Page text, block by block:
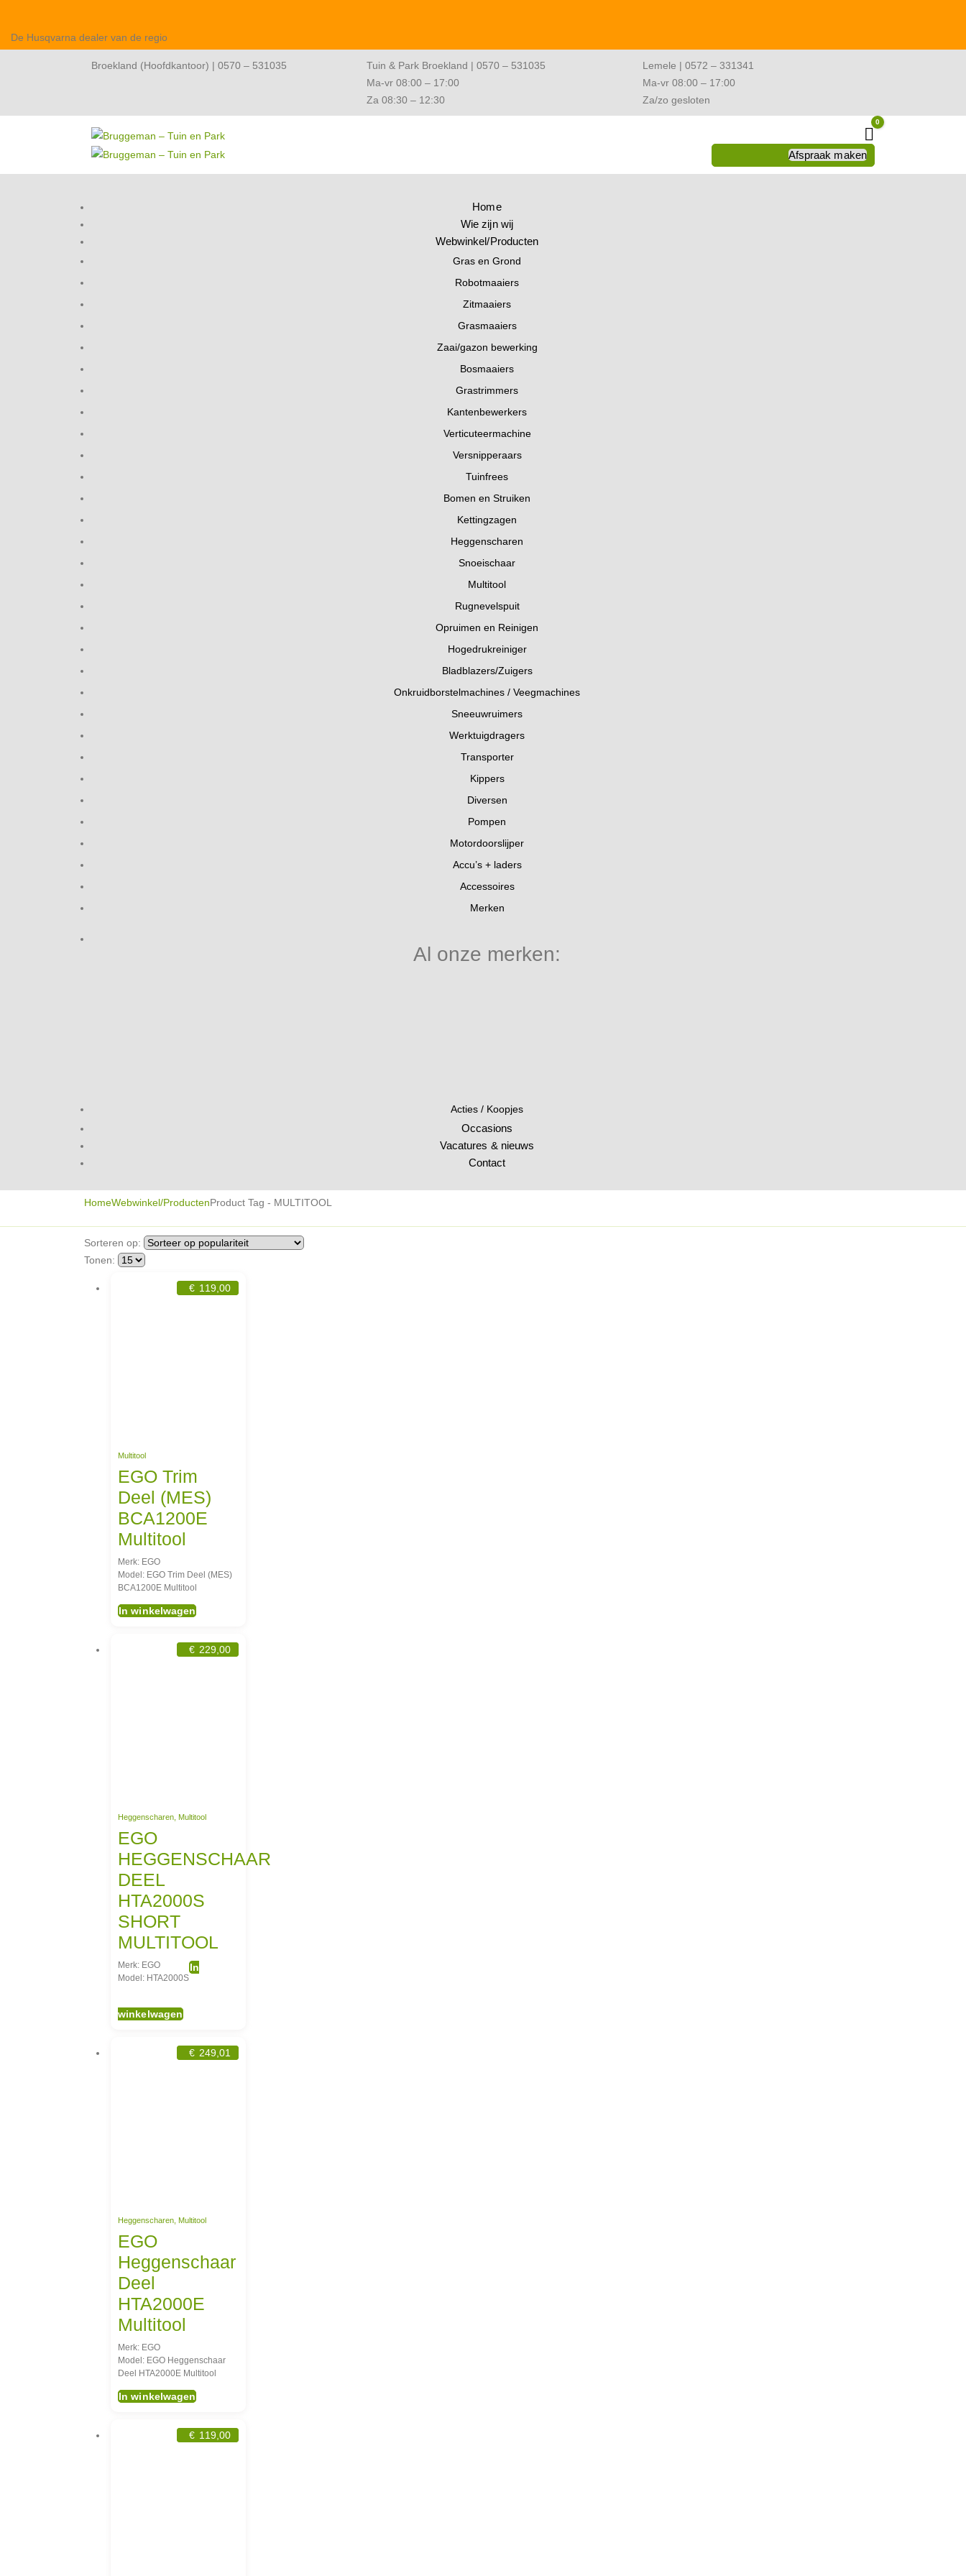
De Husqvarna dealer van de regio
Broekland (Hoofdkantoor) | 0570 – 531035
Tuin & Park Broekland | 0570 – 531035
Ma-vr 08:00 – 17:00
Za 08:30 – 12:30
Lemele | 0572 – 331341
Ma-vr 08:00 – 17:00
Za/zo gesloten
Winkelwagen
0
Afspraak maken
Home
Wie zijn wij
Webwinkel/Producten
Gras en Grond
Robotmaaiers
Zitmaaiers
Grasmaaiers
Zaai/gazon bewerking
Bosmaaiers
Grastrimmers
Kantenbewerkers
Verticuteermachine
Versnipperaars
Tuinfrees
Bomen en Struiken
Kettingzagen
Heggenscharen
Snoeischaar
Multitool
Rugnevelspuit
Opruimen en Reinigen
Hogedrukreiniger
Bladblazers/Zuigers
Onkruidborstelmachines / Veegmachines
Sneeuwruimers
Werktuigdragers
Transporter
Kippers
Diversen
Pompen
Motordoorslijper
Accu’s + laders
Accessoires
Merken
Al onze merken:
Acties / Koopjes
Occasions
Vacatures & nieuws
Contact
HomeWebwinkel/ProductenProduct Tag - MULTITOOL
Sorteren op:
Tonen:
€ 119,00
Multitool
EGO Trim
Deel (MES)
BCA1200E
Multitool
Merk: EGO
Model: EGO Trim Deel (MES)
BCA1200E Multitool
In winkelwagen
€ 229,00
Heggenscharen Multitool
EGO
HEGGENSCHAAR
DEEL
HTA2000S
SHORT
MULTITOOL
Merk: EGO
Model: HTA2000S
In
winkelwagen
€ 249,01
Heggenscharen Multitool
EGO
Heggenschaar
Deel
HTA2000E
Multitool
Merk: EGO
Model: EGO Heggenschaar
Deel HTA2000E Multitool
In winkelwagen
€ 119,00